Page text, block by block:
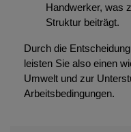
Handwerker, was
Struktur beiträgt.
Durch die
leisten Sie also einen
Umwelt und zur
Arbeitsbedingungen.